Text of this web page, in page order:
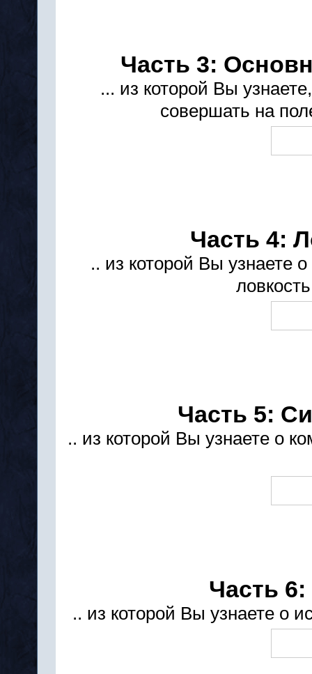
Часть 3:
... из которой Вы
совершать на
Часть 4:
.. из которой Вы узнаете
Часть 5:
.. из которой Вы узнаете о
Часть
.. из которой Вы узнаете о